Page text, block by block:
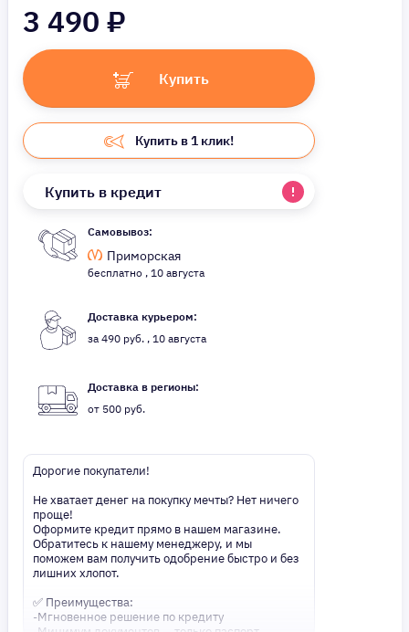
3 490 ₽
Купить
Купить в 1 клик!
Купить в кредит
Самовывоз:
Приморская
бесплатно , 10 августа
Доставка курьером:
за 490 руб. , 10 августа
Доставка в регионы:
от 500 руб.
Дорогие покупатели!
Не хватает денег на покупку мечты? Нет ничего
проще!
Оформите кредит прямо в нашем магазине.
Обратитесь к нашему менеджеру, и мы
поможем вам получить одобрение быстро и без
лишних хлопот.
✅ Преимущества:
-Мгновенное решение по кредиту